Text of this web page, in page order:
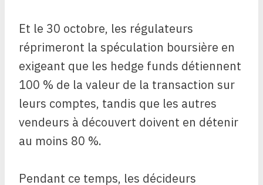
Et le 30 octobre, les régulateurs
réprimeront la spéculation boursière en
exigeant que les hedge funds détiennent
100 % de la valeur de la transaction sur
leurs comptes, tandis que les autres
vendeurs à découvert doivent en détenir
au moins 80 %.
Pendant ce temps, les décideurs